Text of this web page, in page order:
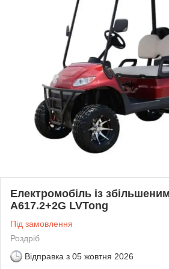
Електромобіль із
A617.2+2G LVTong
Під замовлення
Роздріб
Відправка з 05 жовтня 2026